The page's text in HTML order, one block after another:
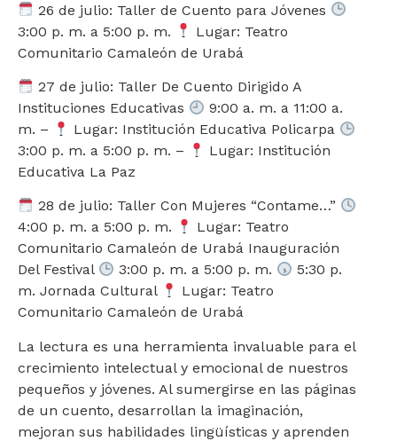
26 de julio: Taller de Cuento para Jóvenes
3:00 p. m. a 5:00 p. m.
Lugar: Teatro
Comunitario Camaleón de Urabá
27 de julio: Taller De Cuento Dirigido A
Instituciones Educativas
9:00 a. m. a 11:00 a.
m. –
Lugar: Institución Educativa Policarpa
3:00 p. m. a 5:00 p. m. –
Lugar: Institución
Educativa La Paz
28 de julio: Taller Con Mujeres “Contame…”
4:00 p. m. a 5:00 p. m.
Lugar: Teatro
Comunitario Camaleón de Urabá Inauguración
Del Festival
3:00 p. m. a 5:00 p. m.
5:30 p.
m. Jornada Cultural
Lugar: Teatro
Comunitario Camaleón de Urabá
La lectura es una herramienta invaluable para el
crecimiento intelectual y emocional de nuestros
pequeños y jóvenes. Al sumergirse en las páginas
de un cuento, desarrollan la imaginación,
mejoran sus habilidades lingüísticas y aprenden